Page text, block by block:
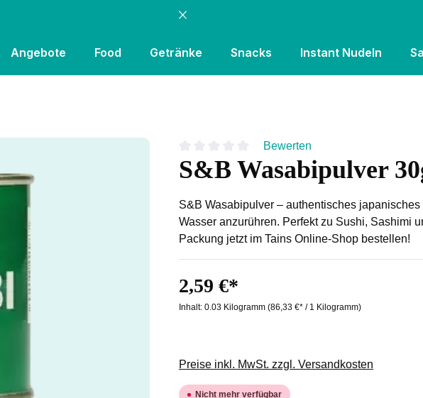
Angebote Food Getränke Snacks Instant Nudeln
Durchschnittliche Bewertung von 0 von 5 Sternen
Bewerten
S&B Wasabipulver
S&B Wasabipulver – authentisches
Wasser anzurühren. Perfekt zu Sushi, Sashimi
Packung jetzt im Tains Online-Shop bestellen!
2,59 €*
Inhalt: 0.03 Kilogramm (86,33 €* / 1 Kilogramm)
Preise inkl. MwSt. zzgl. Versandkosten
Nicht mehr verfügbar